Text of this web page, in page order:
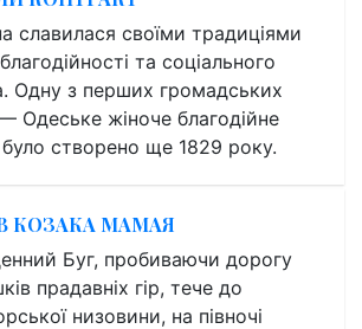
славилася своїми традиціями
та соціального
Одну з перших громадських
— Одеське жіноче благодійне
створено ще 1829 року.
КОЗАКА МАМАЯ
Буг, пробиваючи дорогу
прадавніх гір, тече до
низовини, на півночі